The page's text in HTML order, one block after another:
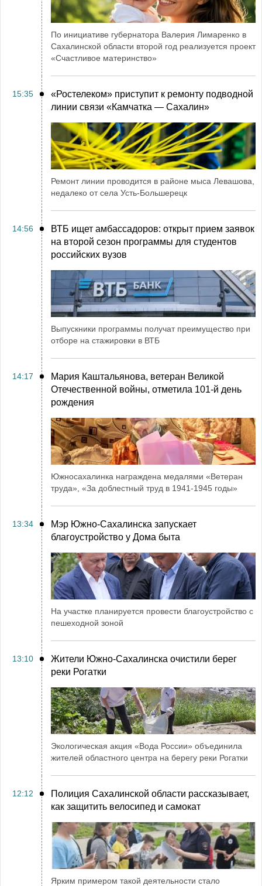
По инициативе губернатора Валерия Лимаренко в
Сахалинской области второй год реализуется проект
«Счастливое материнство»
15:35
«Ростелеком» приступит к ремонту подводной
линии связи «Камчатка ― Сахалин»
Ремонт линии проводится в районе мыса Левашова,
недалеко от села Усть-Большерецк
14:56
ВТБ ищет амбассадоров: открыт прием заявок
на второй сезон программы для студентов
российских вузов
Выпускники программы получат преимущество при
отборе на стажировки в ВТБ
14:17
Мария Каштальянова, ветеран Великой
Отечественной войны, отметила 101-й день
рождения
Южносахалинка награждена медалями «Ветеран
труда», «За доблестный труд в 1941-1945 годы»
13:34
Мэр Южно-Сахалинска запускает
благоустройство у Дома быта
На участке планируется провести благоустройство с
пешеходной зоной
13:10
Жители Южно-Сахалинска очистили берег
реки Рогатки
Экологическая акция «Вода России» объединила
жителей областного центра на берегу реки Рогатки
12:12
Полиция Сахалинской области рассказывает,
как защитить велосипед и самокат
Ярким примером такой деятельности стало